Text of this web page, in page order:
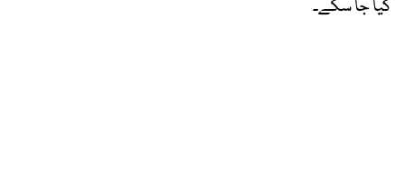
کیا جا سکے۔